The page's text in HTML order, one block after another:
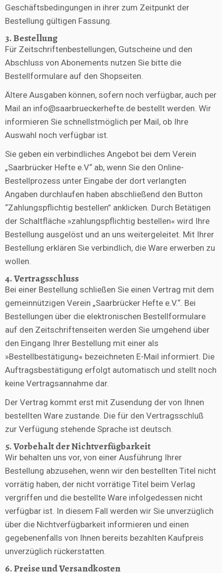
Geschäftsbedingungen in ihrer zum Zeitpunkt der
Bestellung gültigen Fassung.
3. Bestellung
Für Zeitschriftenbestellungen, Gutscheine und den
Abschluss von Abonements nutzen Sie bitte die
Bestellformulare auf den Shopseiten.
Ältere Ausgaben können, sofern noch verfügbar, auch per
Mail an info@saarbrueckerhefte.de bestellt werden. Wir
informieren Sie schnellstmöglich per Mail, ob Ihre
Auswahl noch verfügbar ist.
Sie geben ein verbindliches Angebot bei dem Verein
„Saarbrücker Hefte e.V“ ab, wenn Sie den Online-
Bestellprozess unter Eingabe der dort verlangten
Angaben durchlaufen haben abschließend den Button
“Zahlungspflichtig bestellen” anklicken. Durch Betätigen
der Schaltfläche »zahlungspflichtig bestellen« wird Ihre
Bestellung ausgelöst und an uns weitergeleitet. Mit Ihrer
Bestellung erklären Sie verbindlich, die Ware erwerben zu
wollen.
4. Vertragsschluss
Bei einer Bestellung schließen Sie einen Vertrag mit dem
gemeinnützigen Verein „Saarbrücker Hefte e.V.“. Bei
Bestellungen über die elektronischen Bestellformulare
auf den Zeitschriftenseiten werden Sie umgehend über
den Eingang Ihrer Bestellung mit einer als
»Bestellbestätigung« bezeichneten E-Mail informiert. Die
Auftragsbestätigung erfolgt automatisch und stellt noch
keine Vertragsannahme dar.
Der Vertrag kommt erst mit Zusendung der von Ihnen
bestellten Ware zustande. Die für den Vertragsschluß
zur Verfügung stehende Sprache ist deutsch.
5. Vorbehalt der Nichtverfügbarkeit
Wir behalten uns vor, von einer Ausführung Ihrer
Bestellung abzusehen, wenn wir den bestellten Titel nicht
vorrätig haben, der nicht vorrätige Titel beim Verlag
vergriffen und die bestellte Ware infolgedessen nicht
verfügbar ist. In diesem Fall werden wir Sie unverzüglich
über die Nichtverfügbarkeit informieren und einen
gegebenenfalls von Ihnen bereits bezahlten Kaufpreis
unverzüglich rückerstatten.
6. Preise und Versandkosten